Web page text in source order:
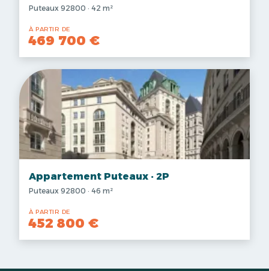
Puteaux 92800 · 42 m²
À PARTIR DE
469 700 €
Appartement Puteaux · 2P
Puteaux 92800 · 46 m²
À PARTIR DE
452 800 €